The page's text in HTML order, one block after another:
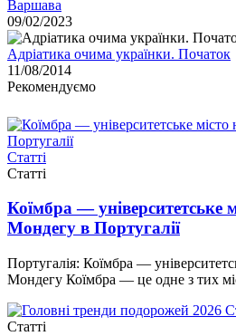
Варшава
09/02/2023
Адріатика очима українки. Початок
11/08/2014
Рекомендуємо
Статті
Статті
Коїмбра — університетське
Мондегу в Португалії
Португалія: Коїмбра —
Мондегу Коїмбра — це одне з тих
Статті